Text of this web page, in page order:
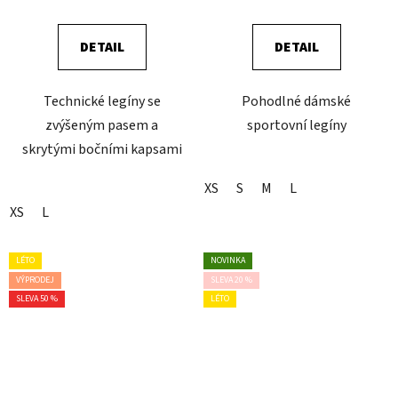
DETAIL
Technické legíny se
zvýšeným pasem a
skrytými bočními kapsami
XS L
DETAIL
Pohodlné dámské
sportovní legíny
XS S M L
LÉTO
VÝPRODEJ
SLEVA 50 %
NOVINKA
SLEVA 20 %
LÉTO